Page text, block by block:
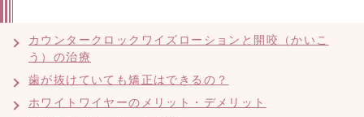
カウンタークロックワイズローションと開咬（かいこ
う）の治療
歯が抜けていても矯正はできるの？
ホワイトワイヤーのメリット・デメリット